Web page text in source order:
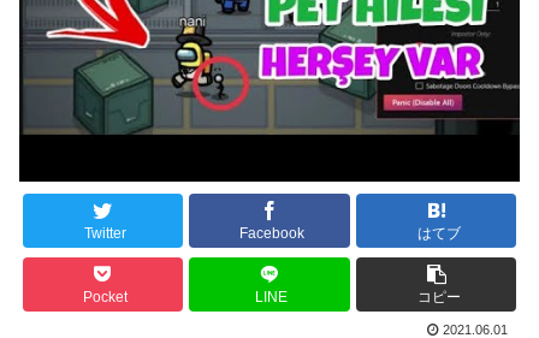
Twitter Facebook はてブ
Pocket LINE コピー
2021.06.01